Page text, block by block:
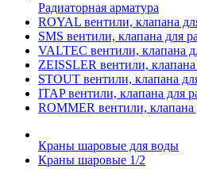
Радиаторная арматура
ROYAL вентили, клапана
SMS вентили, клапана для
VALTEC вентили, клапана
ZEISSLER вентили, клапана
STOUT вентили, клапана
ITAP вентили, клапана для
ROMMER вентили, клапана
Краны шаровые для воды
Краны шаровые 1/2